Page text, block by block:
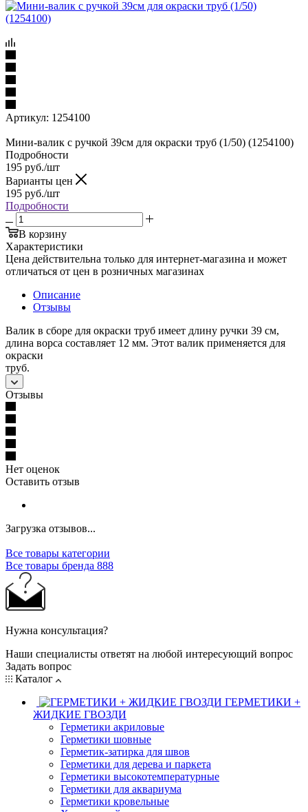
Артикул: 1254100
Мини-валик с ручкой 39см для окраски труб (1/50) (1254100)
Подробности
195 руб./шт
Варианты цен
195 руб./шт
Подробности
В корзину
Характеристики
Цена действительна только для интернет-магазина и может
отличаться от цен в розничных магазинах
Описание
Отзывы
Валик в сборе для окраски труб имеет длину ручки 39 см,
длина ворса составляет 12 мм. Этот валик применяется для
окраски
труб.
Отзывы
Нет оценок
Оставить отзыв
Загрузка отзывов...
Все товары категории
Все товары бренда 888
Нужна консультация?
Наши специалисты ответят на любой интересующий вопрос
Задать вопрос
Каталог
ГЕРМЕТИКИ +
ЖИДКИЕ ГВОЗДИ
Герметики акриловые
Герметики шовные
Герметик-затирка для швов
Герметики для дерева и паркета
Герметики высокотемпературные
Герметики для аквариума
Герметики кровельные